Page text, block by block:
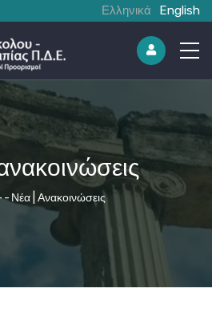
Ελληνικά English
- Νέα | Ανακοινώσεις